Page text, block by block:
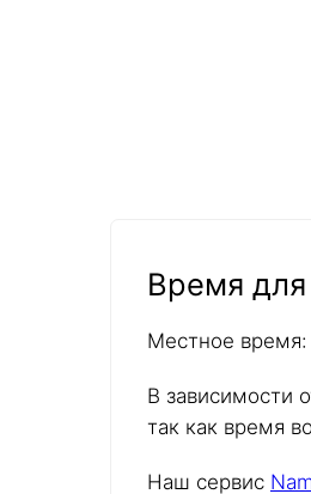
Время для
Местное время:
В зависимости
так как время
Наш сервис